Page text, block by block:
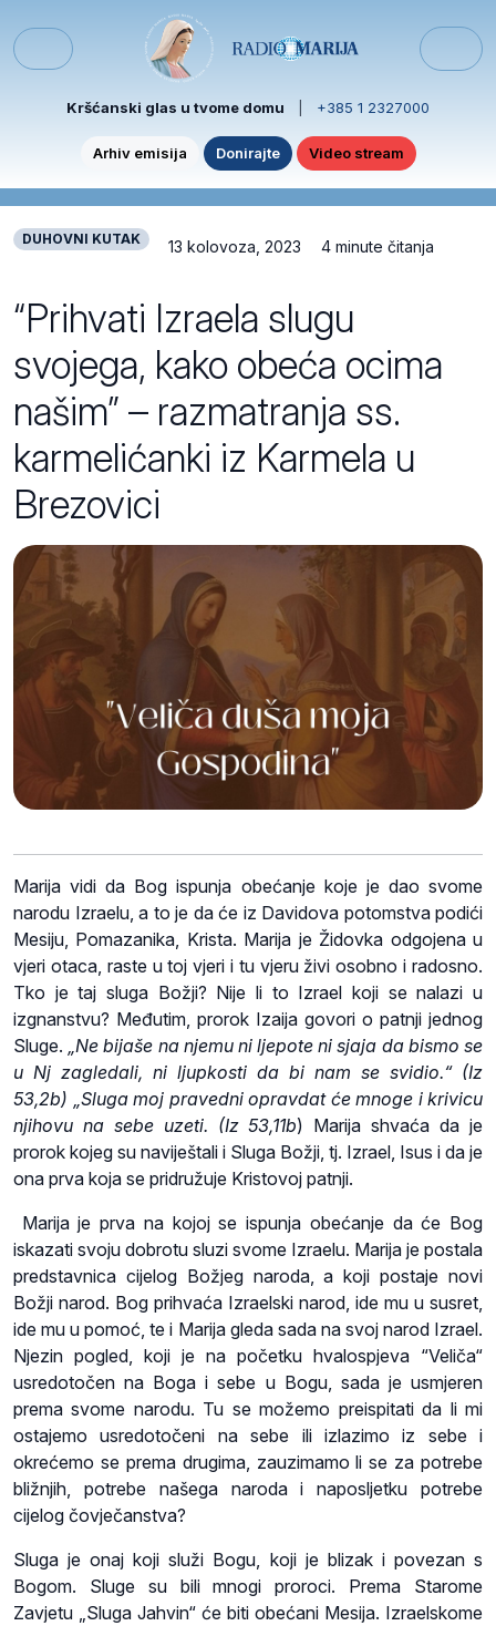
Menu
Kršćanski glas u tvome domu +385 1 2327000
Arhiv emisija Donirajte Video stream
DUHOVNI KUTAK 13 kolovoza, 2023 4 minute čitanja
“Prihvati Izraela slugu
svojega, kako obeća ocima
našim” – razmatranja ss.
karmelićanki iz Karmela u
Brezovici
Marija vidi da Bog ispunja obećanje koje je dao svome
narodu Izraelu, a to je da će iz Davidova potomstva podići
Mesiju, Pomazanika, Krista. Marija je Židovka odgojena u
vjeri otaca, raste u toj vjeri i tu vjeru živi osobno i radosno.
Tko je taj sluga Božji? Nije li to Izrael koji se nalazi u
izgnanstvu? Međutim, prorok Izaija govori o patnji jednog
Sluge. „Ne bijaše na njemu ni ljepote ni sjaja da bismo se
u Nj zagledali, ni ljupkosti da bi nam se svidio.“ (Iz
53,2b) „Sluga moj pravedni opravdat će mnoge i krivicu
njihovu na sebe uzeti. (Iz 53,11b) Marija shvaća da je
prorok kojeg su naviještali i Sluga Božji, tj. Izrael, Isus i da je
ona prva koja se pridružuje Kristovoj patnji.
Marija je prva na kojoj se ispunja obećanje da će Bog
iskazati svoju dobrotu sluzi svome Izraelu. Marija je postala
predstavnica cijelog Božjeg naroda, a koji postaje novi
Božji narod. Bog prihvaća Izraelski narod, ide mu u susret,
ide mu u pomoć, te i Marija gleda sada na svoj narod Izrael.
Njezin pogled, koji je na početku hvalospjeva “Veliča“
usredotočen na Boga i sebe u Bogu, sada je usmjeren
prema svome narodu. Tu se možemo preispitati da li mi
ostajemo usredotočeni na sebe ili izlazimo iz sebe i
okrećemo se prema drugima, zauzimamo li se za potrebe
bližnjih, potrebe našega naroda i naposljetku potrebe
cijelog čovječanstva?
Sluga je onaj koji služi Bogu, koji je blizak i povezan s
Bogom. Sluge su bili mnogi proroci. Prema Starome
Zavjetu „Sluga Jahvin“ će biti obećani Mesija. Izraelskome